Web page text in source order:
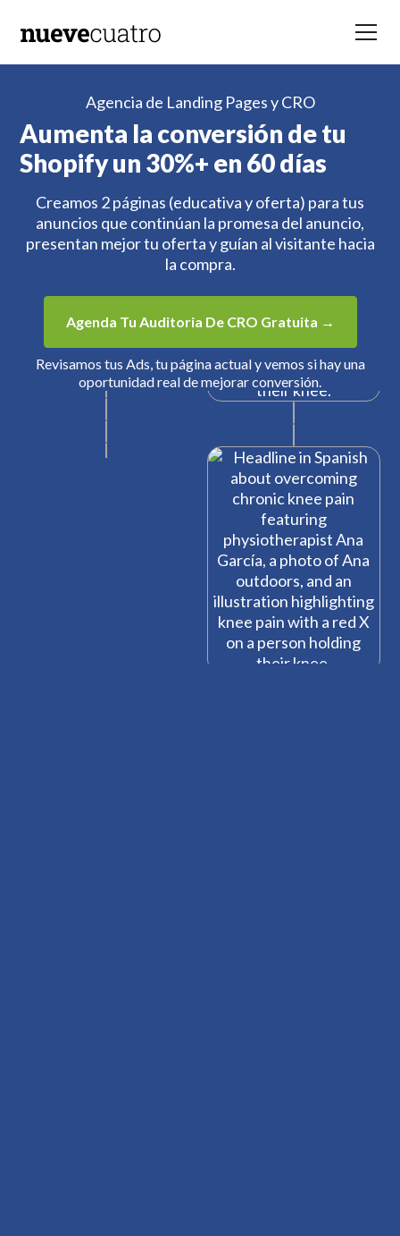
Agencia de Landing Pages y CRO
Aumenta la conversión de tu
Shopify un 30%+ en 60 días
Creamos 2 páginas (educativa y oferta) para tus
anuncios que continúan la promesa del anuncio,
presentan mejor tu oferta y guían al visitante hacia
la compra.
Agenda Tu Auditoria De CRO Gratuita →
Revisamos tus Ads, tu página actual y vemos si hay una
oportunidad real de mejorar conversión.